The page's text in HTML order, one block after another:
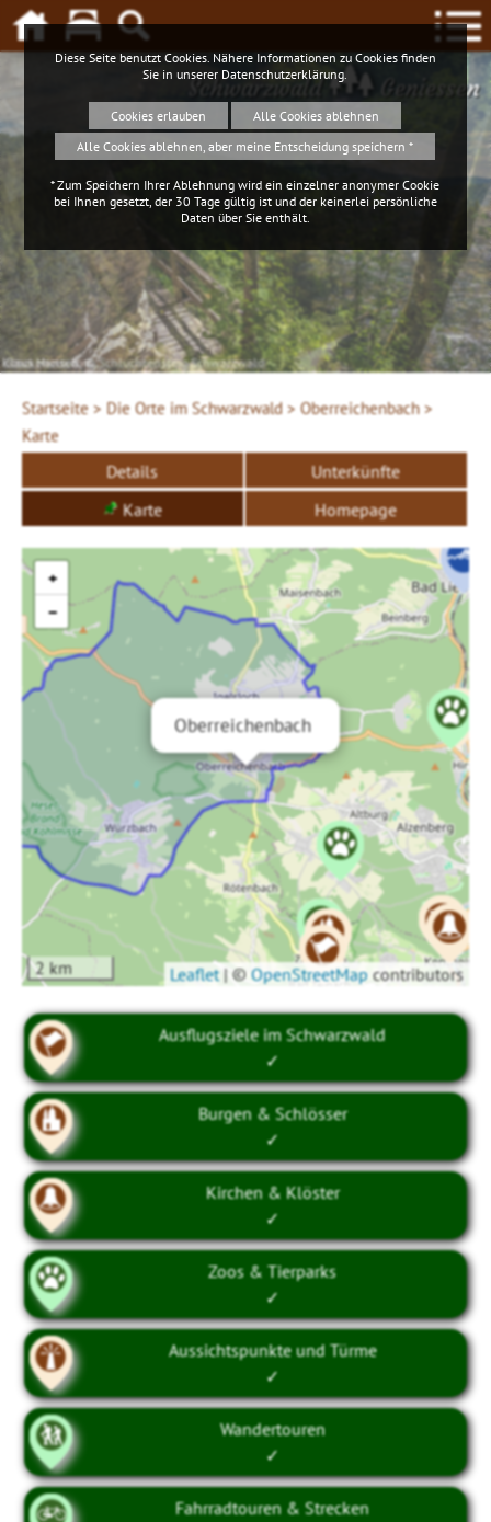
Schwarzwald Geniessen
Klaus Hansen, © Schluchtensteig Schwarzwald
iStockphoto.com
Startseite > Die Orte im Schwarzwald >Oberreichenbach >
Karte
Details
Unterkünfte
Karte
Homepage
Oberreichenbach
+
−
2 km Leaflet |© OpenStreetMap contributors
Ausflugsziele im Schwarzwald
✓
Burgen & Schlösser
✓
Kirchen & Klöster
✓
Zoos & Tierparks
✓
Aussichtspunkte und Türme
✓
Wandertouren
✓
Fahrradtouren & Strecken
Diese Seite benutzt Cookies. Nähere Informationen zu Cookies finden
Sie in unserer Datenschutzerklärung
Cookies erlauben
Alle Cookies ablehnen
Alle Cookies ablehnen, aber meine Entscheidung speichern *
* Zum Speichern Ihrer Ablehnung wird ein einzelner anonymer Cookie
bei Ihnen gesetzt, der 30 Tage gültig ist und der keinerlei persönliche
Daten über Sie enthält.